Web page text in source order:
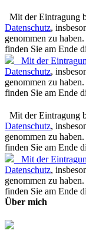
Mit der Eintragung
Datenschutz,
genommen zu
finden Sie am Ende
Mit der
Datenschutz,
genommen zu
finden Sie am Ende
Mit der Eintragung
Datenschutz,
genommen zu
finden Sie am Ende
Mit der
Datenschutz,
genommen zu
finden Sie am Ende
Über mich